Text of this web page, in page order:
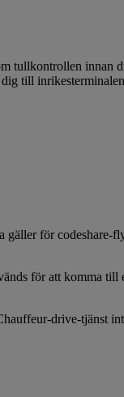
tullkontrollen innan
till
för codeshare-
för att komma till
drive-tjänst